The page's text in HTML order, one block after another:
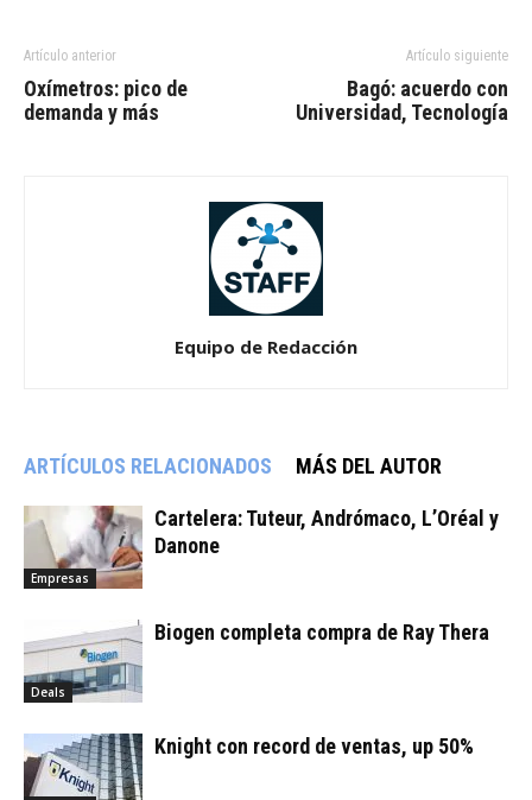
Artículo anterior
Oxímetros: pico de
demanda y más
Artículo siguiente
Bagó: acuerdo con
Universidad, Tecnología
Equipo de Redacción
ARTÍCULOS RELACIONADOS MÁS DEL AUTOR
Empresas
Cartelera: Tuteur, Andrómaco, L’Oréal y
Danone
Deals
Biogen completa compra de Ray Thera
Knight con record de ventas, up 50%